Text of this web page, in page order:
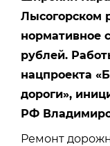
Лысогорском
нормативное
рублей.
нацпроекта
дороги»,
РФ
Ремонт